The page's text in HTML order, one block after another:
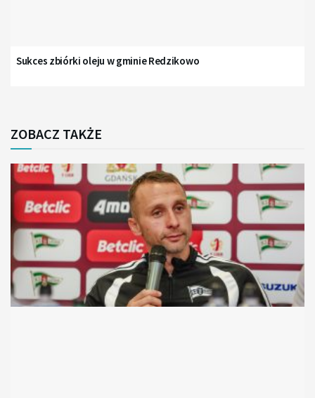
Sukces zbiórki oleju w gminie Redzikowo
ZOBACZ TAKŻE